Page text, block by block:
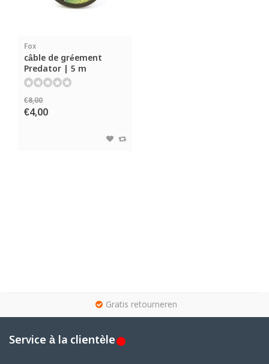
Fox
câble de gréement
Predator | 5 m
€8,00
€4,00
Gratis retourneren
Service à la clientèle